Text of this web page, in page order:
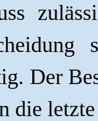
Der
die